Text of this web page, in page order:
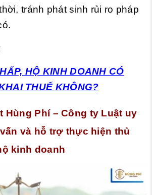
tránh phát sinh rủi ro pháp
HỘ KINH DOANH CÓ
THUẾ KHÔNG?
Hùng Phí – Công ty Luật uy
và hỗ trợ thực hiện thủ
kinh doanh